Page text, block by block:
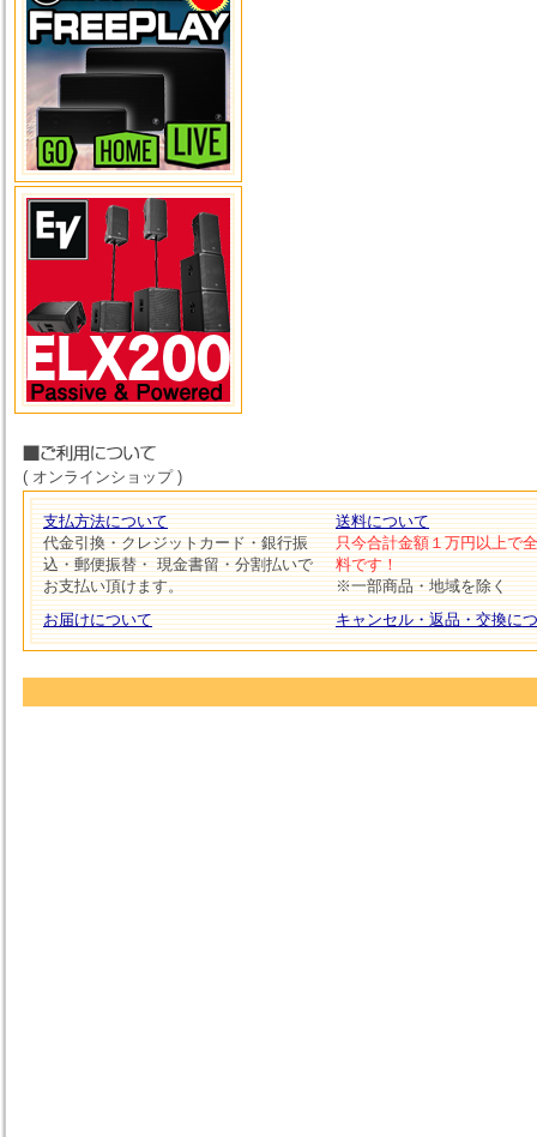
( オンラインショップ )
支払方法について
代金引換・クレジットカード・銀行振
込・郵便振替・ 現金書留・分割払いで
お支払い頂けます。
お届けについて
送料について
只今合計金額１万円以上で
料です！
※一部商品・地域を除く
キャンセル・返品・交換に